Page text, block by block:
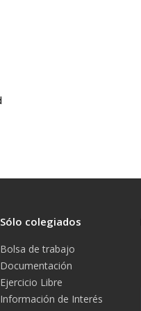
Sólo colegiados
Bolsa de trabajo
Documentación
Ejercicio Libre
Información de Interés